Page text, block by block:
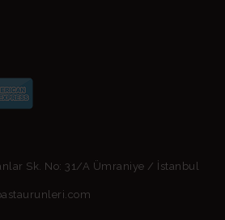
Sk. No: 31/A Ümraniye / İstanbul